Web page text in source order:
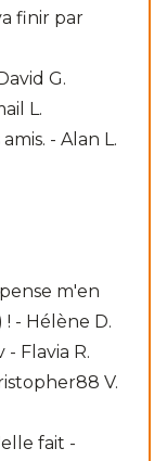
finir par
G.
L.
- Alan L.
m'en
- Hélène D.
- Flavia R.
V.
fait -